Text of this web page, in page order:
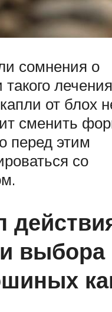
сомнения о
от блох
сменить
перед этим
со
выбора